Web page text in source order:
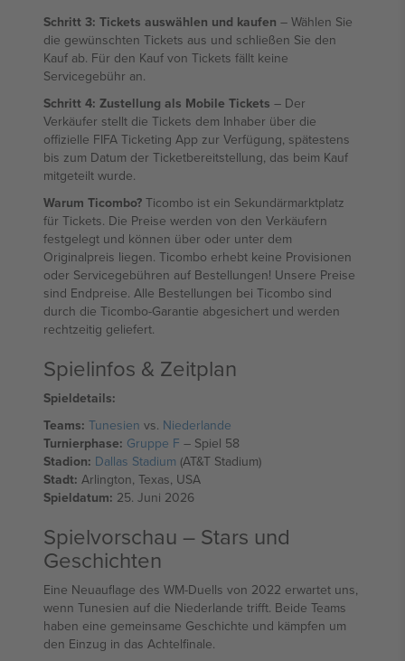
Schritt 3: Tickets auswählen und kaufen – Wählen Sie
die gewünschten Tickets aus und schließen Sie den
Kauf ab. Für den Kauf von Tickets fällt keine
Servicegebühr an.
Schritt 4: Zustellung als Mobile Tickets – Der
Verkäufer stellt die Tickets dem Inhaber über die
offizielle FIFA Ticketing App zur Verfügung, spätestens
bis zum Datum der Ticketbereitstellung, das beim Kauf
mitgeteilt wurde.
Warum Ticombo? Ticombo ist ein Sekundärmarktplatz
für Tickets. Die Preise werden von den Verkäufern
festgelegt und können über oder unter dem
Originalpreis liegen. Ticombo erhebt keine Provisionen
oder Servicegebühren auf Bestellungen! Unsere Preise
sind Endpreise. Alle Bestellungen bei Ticombo sind
durch die Ticombo-Garantie abgesichert und werden
rechtzeitig geliefert.
Spielinfos & Zeitplan
Spieldetails:
Teams: Tunesien vs. Niederlande
Turnierphase: Gruppe F – Spiel 58
Stadion: Dallas Stadium (AT&T Stadium)
Stadt: Arlington, Texas, USA
Spieldatum: 25. Juni 2026
Spielvorschau – Stars und
Geschichten
Eine Neuauflage des WM-Duells von 2022 erwartet uns,
wenn Tunesien auf die Niederlande trifft. Beide Teams
haben eine gemeinsame Geschichte und kämpfen um
den Einzug in das Achtelfinale.